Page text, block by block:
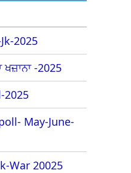
2025
-2025
2025
May-June-
War 20025